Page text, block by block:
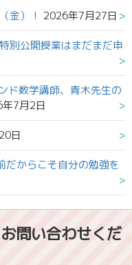
金）！ 2026年7月27日
公開授業はまだまだ申
ド数学講師、青木先生の
7月2日
日
だからこそ自分の勉強を
問い合わせくだ